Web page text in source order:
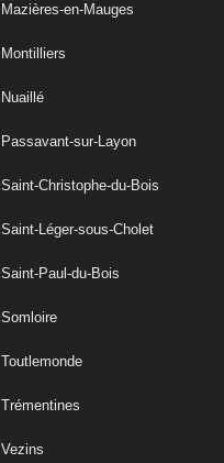
Mazières-en-Mauges
Montilliers
Nuaillé
Passavant-sur-Layon
Saint-Christophe-du-Bois
Saint-Léger-sous-Cholet
Saint-Paul-du-Bois
Somloire
Toutlemonde
Trémentines
Vezins